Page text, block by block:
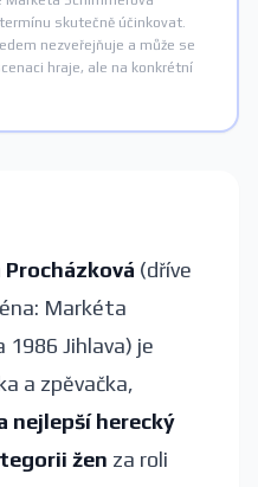
skutečně účinkovat.
nezveřejňuje a může se
hraje, ale na konkrétní
(dříve
Markéta
1986 Jihlava) je
a zpěvačka,
nejlepší herecký
žen za roli